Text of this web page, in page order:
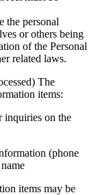
the personal
or others being
of the Personal
related laws.
The
items:
inquiries on the
(phone
items may be